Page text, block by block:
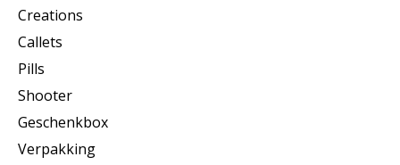
Creations
Callets
Pills
Shooter
Geschenkbox
Verpakking